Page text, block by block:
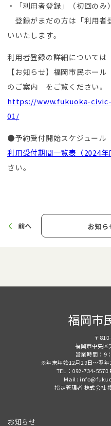
・「利用者登録」（初回のみ
登録がまだの方は「利用者
いいたします。
利用者登録の詳細については
【お知らせ】福岡市民ホー
のご案内 をご覧ください。
https://www.fukuoka-
01/
●予約受付開始スケジュール
利用受付期間一覧表（2024年
さい。
前へ お知
福岡市
〒
福岡市中央区
営業時間：9
※年末年始12月29日～翌年
TEL：092-734-5570
Mail :
指定管理者 株式会社
お知らせ